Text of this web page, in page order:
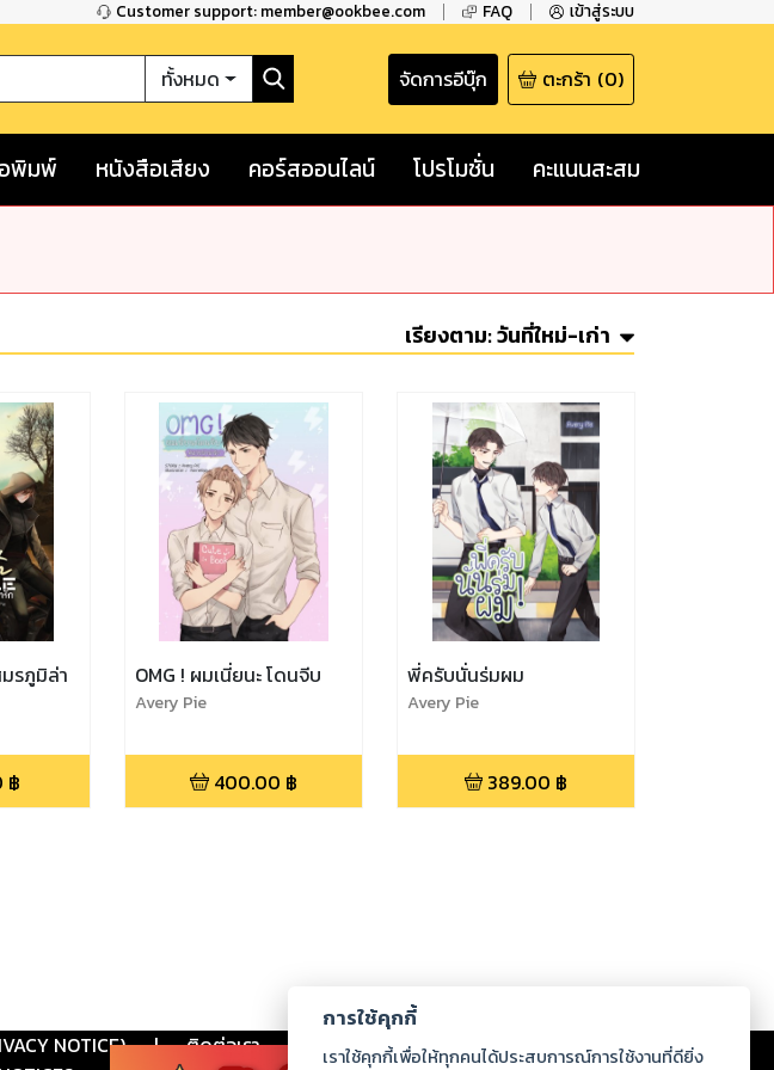
Customer support: member@ookbee.com FAQ เข้าสู่ระบบ
ทั้งหมด จัดการอีบุ๊ก ตะกร้า (0)
พิมพ์ หนังสือเสียง คอร์สออนไลน์ โปรโมชั่น คะแนนสะสม
เรียงตาม:วันที่ใหม่-เก่า
รภูมิล่า
฿
OMG ! ผมเนี่ยนะ โดนจีบ
Avery Pie
400.00 ฿
พี่ครับนั่นร่มผม
Avery Pie
389.00 ฿
NOTICE) | ติดต่อเรา ร่วมงานกับเรา ดาวน์โหลด
การใช้คุกกี้
เราใช้คุกกี้เพื่อให้ทุกคนได้ประสบการณ์การใช้งานที่ดียิ่ง